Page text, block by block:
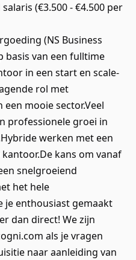
(€3.500 - €4.500 per
(NS Business
basis van een fulltime
in een start en scale-
rol met
mooie sector.Veel
professionele groei in
werken met een
kans om vanaf
snelgroeiend
het hele
je enthousiast gemaakt
dan direct! We zijn
als je vragen
naar aanleiding van